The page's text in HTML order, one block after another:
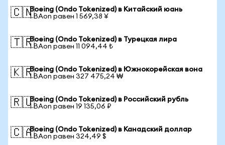
🇨🇳Boeing (Ondo Tokenized) в Китайский юань
1 BAon равен 1 569,38 ¥
🇹🇷Boeing (Ondo Tokenized) в Турецкая лира
1 BAon равен 11 094,44 ₺
🇰🇷Boeing (Ondo Tokenized) в Южнокорейская вона
1 BAon равен 327 475,24 ₩
🇷🇺Boeing (Ondo Tokenized) в Российский рубль
1 BAon равен 19 135,06 ₽
🇨🇦Boeing (Ondo Tokenized) в Канадский доллар
1 BAon равен 324,49 $